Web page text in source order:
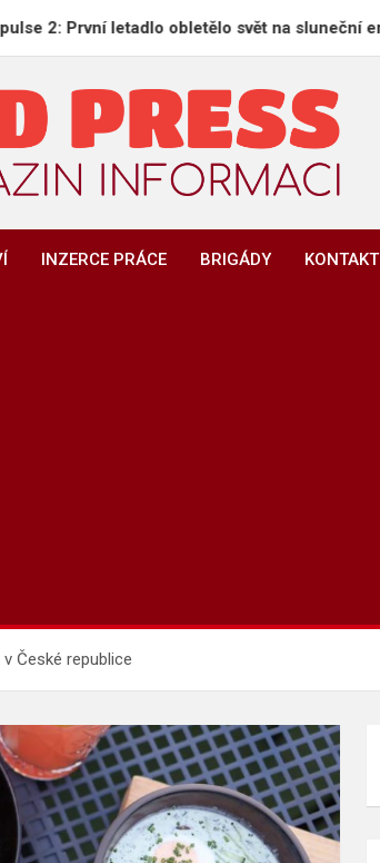
První letadlo obletělo svět na sluneční energii
INZERCE PRÁCE BRIGÁDY KONTAKT
České republice